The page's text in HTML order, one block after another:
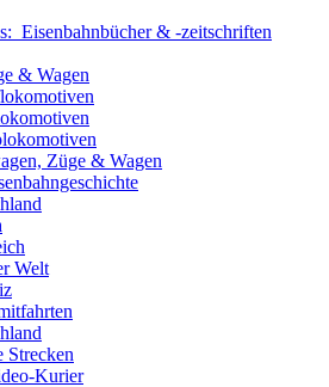
Eisenbahnbücher & -zeitschriften
& Wagen
Züge & Wagen
Welt
Strecken
Kurier